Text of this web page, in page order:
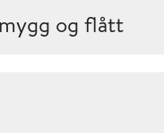
og flått